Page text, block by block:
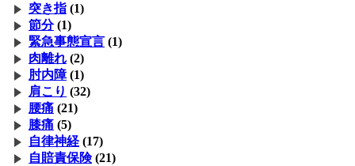
突き指 (1)
節分(1)
緊急事態宣言 (1)
肉離れ (2)
肘内障(1)
肩こり (32)
腰痛 (21)
膝痛 (5)
自律神経 (17)
自賠責保険(21)